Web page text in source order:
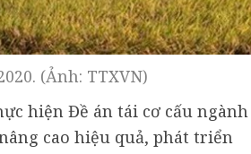
(Ảnh: TTXVN)
hiện Đề án tái cơ cấu ngành
cao hiệu quả, phát triển